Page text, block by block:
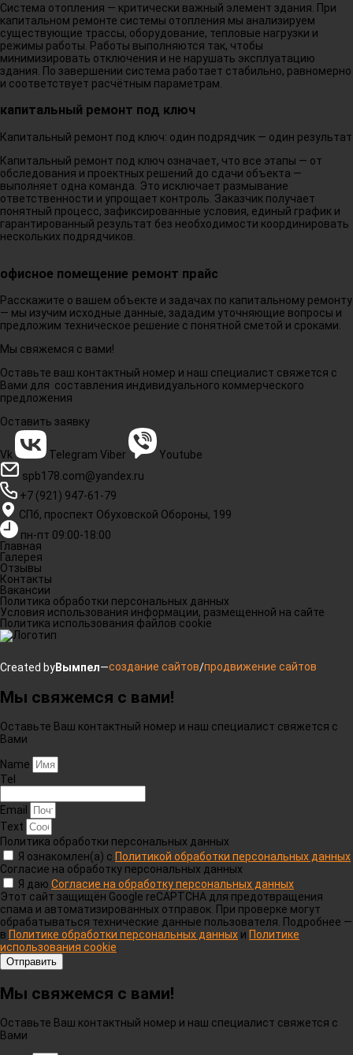
Система отопления — критически важный элемент здания. При
капитальном ремонте системы отопления мы анализируем
существующие трассы, оборудование, тепловые нагрузки и
режимы работы. Работы выполняются так, чтобы
минимизировать отключения и не нарушать эксплуатацию
здания. По завершении система работает стабильно, равномерно
и соответствует расчётным параметрам.
капитальный ремонт под ключ
Капитальный ремонт под ключ: один подрядчик — один результат
Капитальный ремонт под ключ означает, что все этапы — от
обследования и проектных решений до сдачи объекта —
выполняет одна команда. Это исключает размывание
ответственности и упрощает контроль. Заказчик получает
понятный процесс, зафиксированные условия, единый график и
гарантированный результат без необходимости координировать
нескольких подрядчиков.
офисное помещение ремонт прайс
Расскажите о вашем объекте и задачах по капитальному ремонту
— мы изучим исходные данные, зададим уточняющие вопросы и
предложим техническое решение с понятной сметой и сроками.
Мы свяжемся с вами!
Оставьте ваш контактный номер и наш специалист свяжется с
Вами для составления индивидуального коммерческого
предложения
Оставить заявку
Vk Telegram Viber
Youtube
spb178.com@yandex.ru
+7 (921) 947-61-79
СПб, проспект Обуховской Обороны, 199
пн-пт 09:00-18:00
Главная
Галерея
Отзывы
Контакты
Вакансии
Политика обработки персональных данных
Условия использования информации, размещенной на сайте
Политика использования файлов cookie
Created byВымпел—создание сайтов/продвижение сайтов
Мы свяжемся с вами!
Оставьте Ваш контактный номер и наш специалист свяжется с
Вами
Name
Tel
Email
Text
Политика обработки персональных данных
Я ознакомлен(а) с Политикой обработки персональных данных
Согласие на обработку персональных данных
Я даю Согласие на обработку персональных данных
Этот сайт защищён Google reCAPTCHA для предотвращения
спама и автоматизированных отправок. При проверке могут
обрабатываться технические данные пользователя. Подробнее —
в Политике обработки персональных данных и Политике
использования cookie.
Отправить
Мы свяжемся с вами!
Оставьте Ваш контактный номер и наш специалист свяжется с
Вами